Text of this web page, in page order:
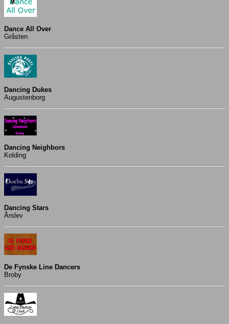
Dance All Over
Gråsten
Dancing Dukes
Augustenborg
Dancing Neighbors
Kolding
Dancing Stars
Årslev
De Fynske Line Dancers
Broby